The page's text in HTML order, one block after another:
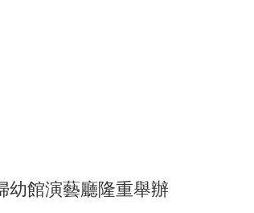
幼館演藝廳隆重舉辦